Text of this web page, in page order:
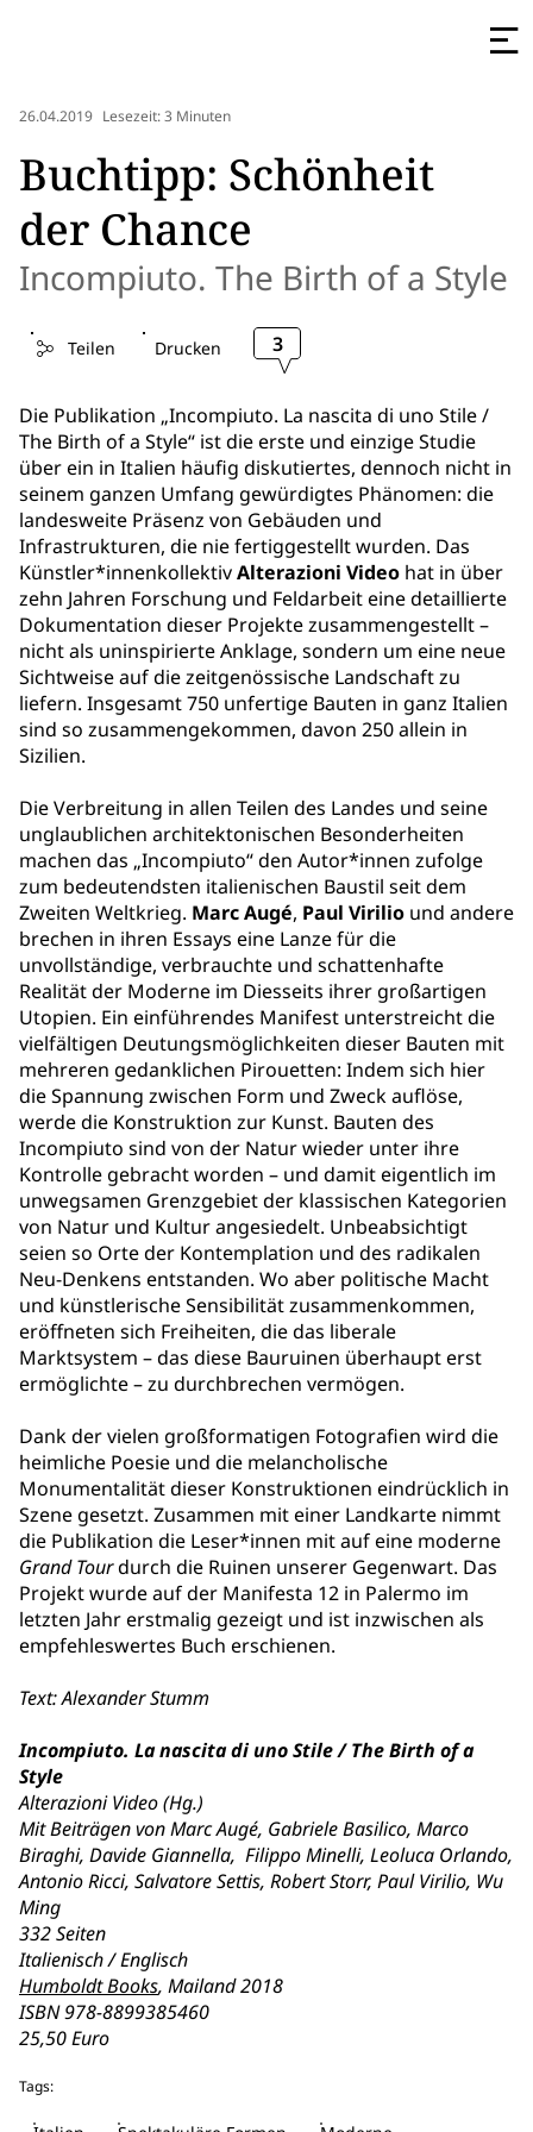
26.04.2019 Lesezeit: 3 Minuten
Buchtipp: Schönheit
der Chance
Incompiuto. The Birth of a Style
Teilen Drucken 3
Die Publikation „Incompiuto. La nascita di uno Stile /
The Birth of a Style“ ist die erste und einzige Studie
über ein in Italien häufig diskutiertes, dennoch nicht in
seinem ganzen Umfang gewürdigtes Phänomen: die
landesweite Präsenz von Gebäuden und
Infrastrukturen, die nie fertiggestellt wurden. Das
Künstler*innenkollektivAlterazioni Video hat in über
zehn Jahren Forschung und Feldarbeit eine detaillierte
Dokumentation dieser Projekte zusammengestellt –
nicht als uninspirierte Anklage, sondern um eine neue
Sichtweise auf die zeitgenössische Landschaft zu
liefern. Insgesamt 750 unfertige Bauten in ganz Italien
sind so zusammengekommen, davon 250 allein in
Sizilien.
Die Verbreitung in allen Teilen des Landes und seine
unglaublichen architektonischen Besonderheiten
machen das „Incompiuto“ den Autor*innen zufolge
zum bedeutendsten italienischen Baustil seit dem
Zweiten Weltkrieg. Marc Augé, Paul Virilio und andere
brechen in ihren Essays eine Lanze für die
unvollständige, verbrauchte und schattenhafte
Realität der Moderne im Diesseits ihrer großartigen
Utopien. Ein einführendes Manifest unterstreicht die
vielfältigen Deutungsmöglichkeiten dieser Bauten mit
mehreren gedanklichen Pirouetten: Indem sich hier
die Spannung zwischen Form und Zweck auflöse,
werde die Konstruktion zur Kunst. Bauten des
Incompiuto sind von der Natur wieder unter ihre
Kontrolle gebracht worden – und damit eigentlich im
unwegsamen Grenzgebiet der klassischen Kategorien
von Natur und Kultur angesiedelt. Unbeabsichtigt
seien so Orte der Kontemplation und des radikalen
Neu-Denkens entstanden. Wo aber politische Macht
und künstlerische Sensibilität zusammenkommen,
eröffneten sich Freiheiten, die das liberale
Marktsystem – das diese Bauruinen überhaupt erst
ermöglichte – zu durchbrechen vermögen.
Dank der vielen großformatigen Fotografien wird die
heimliche Poesie und die melancholische
Monumentalität dieser Konstruktionen eindrücklich in
Szene gesetzt. Zusammen mit einer Landkarte nimmt
die Publikation die Leser*innen mit auf eine moderne
Grand Tourdurch die Ruinen unserer Gegenwart. Das
Projekt wurde auf der Manifesta 12 in Palermo im
letzten Jahr erstmalig gezeigt und ist inzwischen als
empfehleswertes Buch erschienen.
Text: Alexander Stumm
Incompiuto. La nascita di uno Stile / The Birth of a
Style
Alterazioni Video (Hg.)
Mit Beiträgen von Marc Augé, Gabriele Basilico, Marco
Biraghi, Davide Giannella, Filippo Minelli, Leoluca Orlando,
Antonio Ricci, Salvatore Settis, Robert Storr, Paul Virilio, Wu
Ming
332 Seiten
Italienisch / Englisch
Humboldt Books, Mailand 2018
ISBN 978-8899385460
25,50 Euro
Tags: